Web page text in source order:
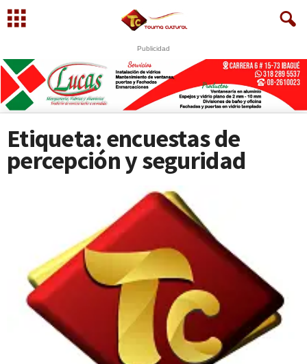
Publicidad
Etiqueta: encuestas de
percepción y seguridad